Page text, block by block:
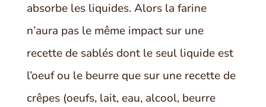
absorbe les liquides. Alors la farine
n’aura pas le même impact sur une
recette de sablés dont le seul liquide est
l’oeuf ou le beurre que sur une recette de
crêpes (oeufs, lait, eau, alcool, beurre